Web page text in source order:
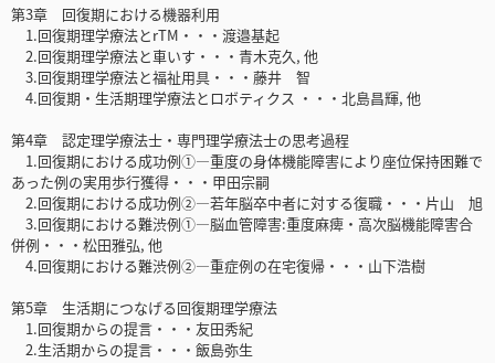
第3章 回復期における機器利用
1.回復期理学療法とrTM・・・渡邉基起
2.回復期理学療法と車いす・・・青木克久, 他
3.回復期理学療法と福祉用具・・・藤井 智
4.回復期・生活期理学療法とロボティクス ・・・北島昌輝, 他
第4章 認定理学療法士・専門理学療法士の思考過程
1.回復期における成功例①―重度の身体機能障害により座位保持困難で
あった例の実用歩行獲得・・・甲田宗嗣
2.回復期における成功例②―若年脳卒中者に対する復職・・・片山 旭
3.回復期における難渋例①―脳血管障害:重度麻痺・高次脳機能障害合
併例・・・松田雅弘, 他
4.回復期における難渋例②―重症例の在宅復帰・・・山下浩樹
第5章 生活期につなげる回復期理学療法
1.回復期からの提言・・・友田秀紀
2.生活期からの提言・・・飯島弥生